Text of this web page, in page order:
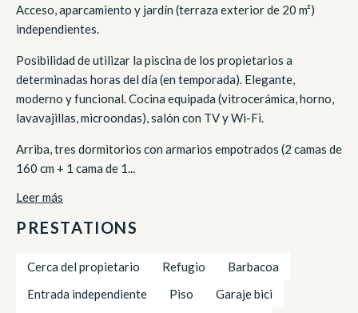
Acceso, aparcamiento y jardín (terraza exterior de 20 m²)
independientes.
Posibilidad de utilizar la piscina de los propietarios a
determinadas horas del día (en temporada). Elegante,
moderno y funcional. Cocina equipada (vitrocerámica, horno,
lavavajillas, microondas), salón con TV y Wi-Fi.
Arriba, tres dormitorios con armarios empotrados (2 camas de
160 cm + 1 cama de 1...
Leer más
PRESTATIONS
Cerca del propietario Refugio
Barbacoa
Entrada independiente
Piso Garaje bici